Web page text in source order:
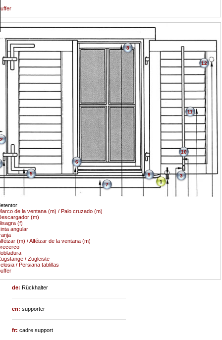
1
de la ventana (m) / Palo cruzado (m)
2
(m)
3
(f)
angular
5
6
(m) / Alféizar de la ventana (m)
7
8
9
/ Zugleiste
10
/ Persiana tablillas
11
12
de:Rückhalter
en:supporter
fr:cadre support